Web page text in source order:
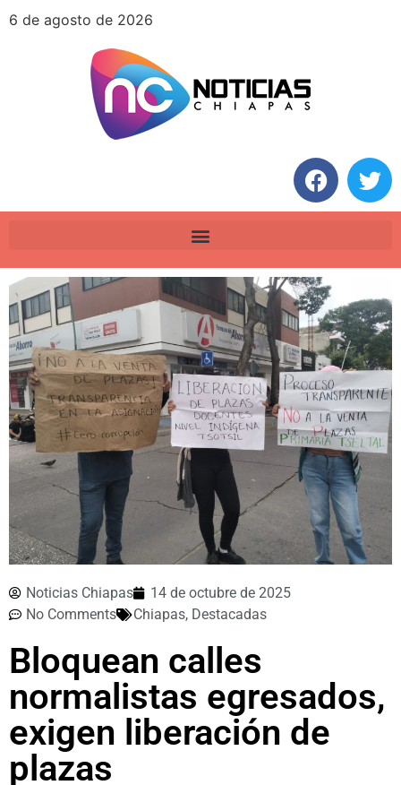
6 de agosto de 2026
Noticias Chiapas
14 de octubre de 2025
No Comments
Chiapas, Destacadas
Bloquean calles
normalistas egresados,
exigen liberación de
plazas